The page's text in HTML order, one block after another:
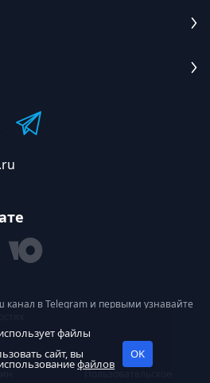
в Telegram и первыми узнавайте
Пользовательское
файлы
сайт, вы
файлов
OK